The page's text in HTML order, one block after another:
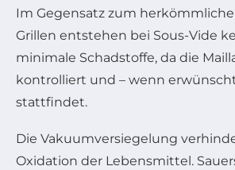
Im Gegensatz zum
Grillen entstehen bei Sous-Vide
minimale Schadstoffe, da die
kontrolliert und – wenn
stattfindet.
Die Vakuumversiegelung
Oxidation der Lebensmittel.